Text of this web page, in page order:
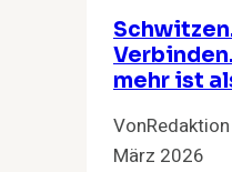
mehr ist
VonRedaktion
März 2026